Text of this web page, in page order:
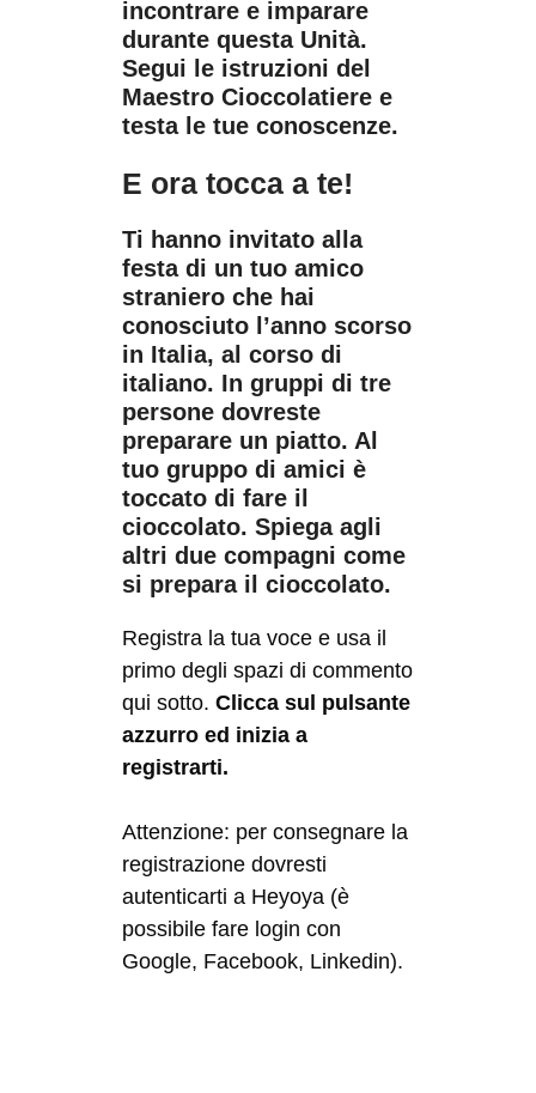
incontrare e imparare
durante questa Unità.
Segui le istruzioni del
Maestro Cioccolatiere e
testa le tue conoscenze.
E ora tocca a te!
Ti hanno invitato alla
festa di un tuo amico
straniero che hai
conosciuto l’anno scorso
in Italia, al corso di
italiano. In gruppi di tre
persone dovreste
preparare un piatto. Al
tuo gruppo di amici è
toccato di fare il
cioccolato. Spiega agli
altri due compagni come
si prepara il cioccolato.
Registra la tua voce e usa il
primo degli spazi di commento
qui sotto.Clicca sul pulsante
azzurro ed inizia a
registrarti.
Attenzione: per consegnare la
registrazione dovresti
autenticarti a Heyoya (è
possibile fare login con
Google, Facebook, Linkedin).